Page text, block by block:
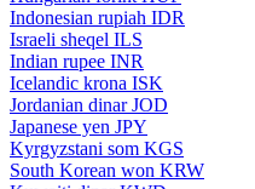
Indonesian rupiah IDR
Israeli sheqel ILS
Indian rupee INR
Icelandic krona ISK
Jordanian dinar JOD
Japanese yen JPY
Kyrgyzstani som KGS
South Korean won KRW